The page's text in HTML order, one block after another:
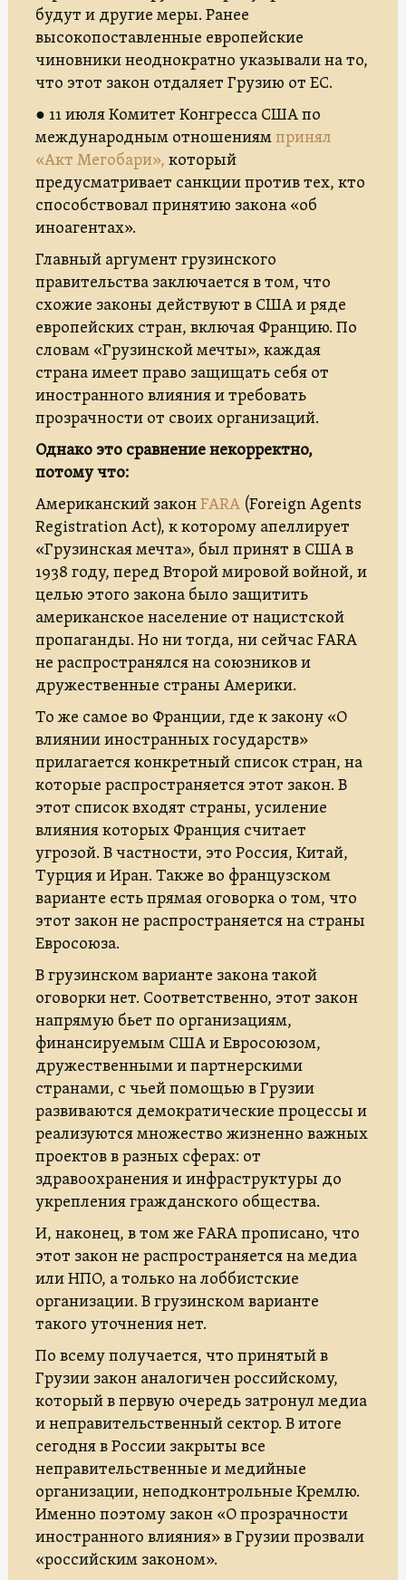
будут и другие меры. Ранее
высокопоставленные европейские
чиновники неоднократно указывали на то,
что этот закон отдаляет Грузию от ЕС.
● 11 июля Комитет Конгресса США по
международным отношениямпринял
«Акт Мегобари», который
предусматривает санкции против тех, кто
способствовал принятию закона «об
иноагентах».
Главный аргумент грузинского
правительства заключается в том, что
схожие законы действуют в США и ряде
европейских стран, включая Францию. По
словам «Грузинской мечты», каждая
страна имеет право защищать себя от
иностранного влияния и требовать
прозрачности от своих организаций.
Однако это сравнение некорректно,
потому что:
Американский законFARA(Foreign Agents
Registration Act), к которому апеллирует
«Грузинская мечта», был принят в США в
1938 году, перед Второй мировой войной, и
целью этого закона было защитить
американское население от нацистской
пропаганды. Но ни тогда, ни сейчас FARA
не распространялся на союзников и
дружественные страны Америки.
То же самое во Франции, где к закону «О
влиянии иностранных государств»
прилагается конкретный список стран, на
которые распространяется этот закон. В
этот список входят страны, усиление
влияния которых Франция считает
угрозой. В частности, это Россия, Китай,
Турция и Иран. Также во французском
варианте есть прямая оговорка о том, что
этот закон не распространяется на страны
Евросоюза.
В грузинском варианте закона такой
оговорки нет. Соответственно, этот закон
напрямую бьет по организациям,
финансируемым США и Евросоюзом,
дружественными и партнерскими
странами, с чьей помощью в Грузии
развиваются демократические процессы и
реализуются множество жизненно важных
проектов в разных сферах: от
здравоохранения и инфраструктуры до
укрепления гражданского общества.
И, наконец, в том же FARA прописано, что
этот закон не распространяется на медиа
или НПО, а только на лоббистские
организации. В грузинском варианте
такого уточнения нет.
По всему получается, что принятый в
Грузии закон аналогичен российскому,
который в первую очередь затронул медиа
и неправительственный сектор. В итоге
сегодня в России закрыты все
неправительственные и медийные
организации, неподконтрольные Кремлю.
Именно поэтому закон «О прозрачности
иностранного влияния» в Грузии прозвали
«российским законом».